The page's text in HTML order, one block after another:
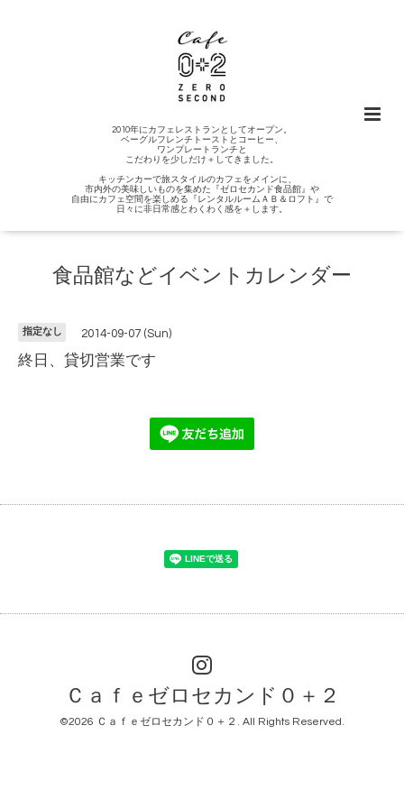
2010年にカフェレストランとしてオープン。
ベーグルフレンチトーストとコーヒー、
ワンプレートランチと
こだわりを少しだけ＋してきました。
キッチンカーで旅スタイルのカフェをメインに、
市内外の美味しいものを集めた『ゼロセカンド食品館』や
自由にカフェ空間を楽しめる『レンタルルームＡＢ＆ロフト』で
日々に非日常感とわくわく感を＋します。
食品館などイベントカレンダー
指定なし 2014-09-07 (Sun)
終日、貸切営業です
Ｃａｆｅゼロセカンド０＋２
©2026 Ｃａｆｅゼロセカンド０＋２ . All Rights Reserved.